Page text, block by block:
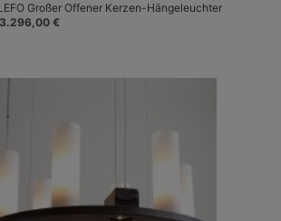
Großer Offener Kerzen-Hängeleuchter
€